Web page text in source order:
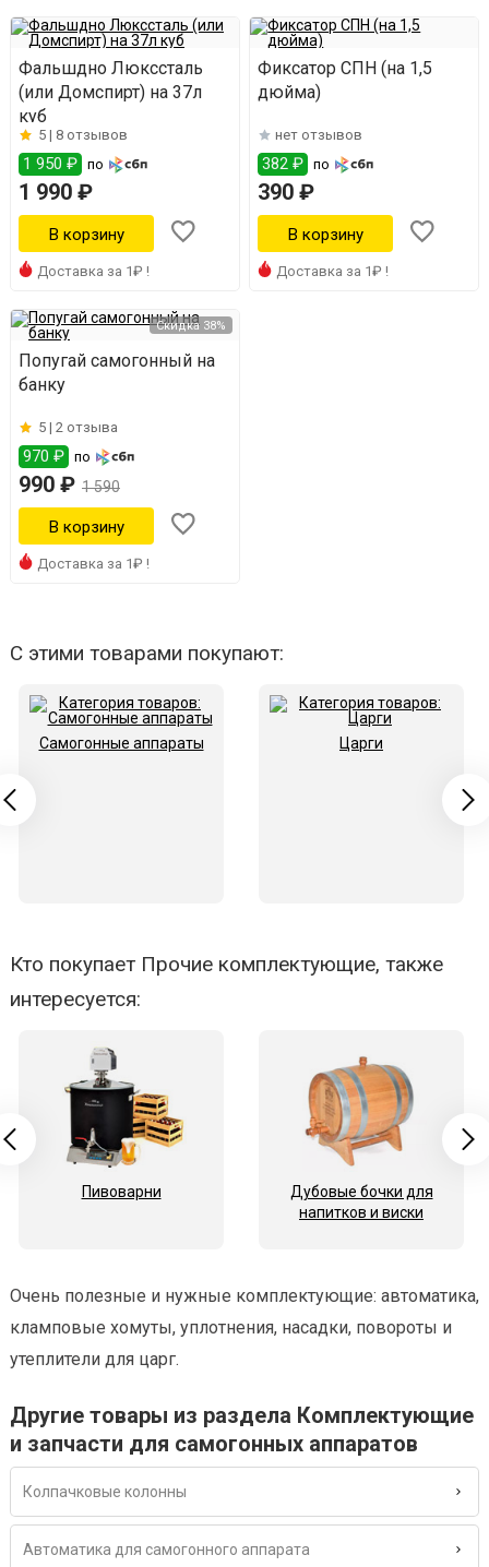
Фальшдно Люкссталь
(или Домспирт) на 37л
куб
5 | 8 отзывов
1 950 ₽ по
1 990 ₽
Доставка за 1₽ !
Фиксатор СПН (на 1,5
дюйма)
нет отзывов
382 ₽ по
390 ₽
Доставка за 1₽ !
Скидка 38%
Попугай самогонный на
банку
5 | 2 отзыва
970 ₽ по
990 ₽ 1 590
Доставка за 1₽ !
С этими товарами покупают:
Самогонные аппараты Царги
Кто покупает Прочие комплектующие, также
интересуется:
Пивоварни
Дубовые бочки для
напитков и виски
Очень полезные и нужные комплектующие: автоматика,
кламповые хомуты, уплотнения, насадки, повороты и
утеплители для царг.
Другие товары из раздела Комплектующие
и запчасти для самогонных аппаратов
Колпачковые колонны
Автоматика для самогонного аппарата